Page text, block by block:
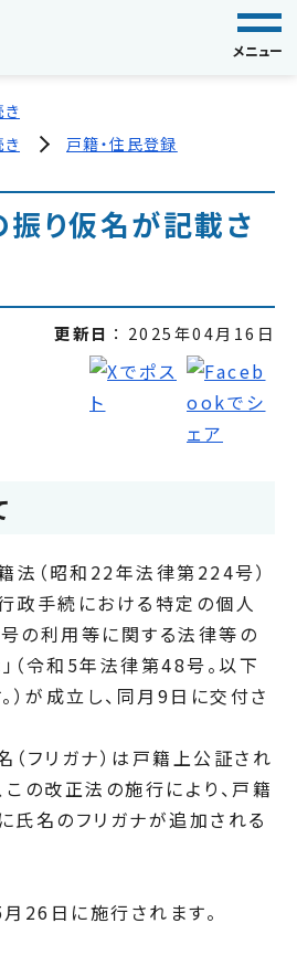
メニュー
き
き 戸籍・住民登録
り仮名が記載さ
更新日 2025年04月16日
法（昭和22年法律第224号）
政手続における特定の個人
の利用等に関する法律等の
（令和5年法律第48号。以下
）が成立し、同月9日に交付さ
（フリガナ）は戸籍上公証され
この改正法の施行により、戸籍
氏名のフリガナが追加される
26日に施行されます。